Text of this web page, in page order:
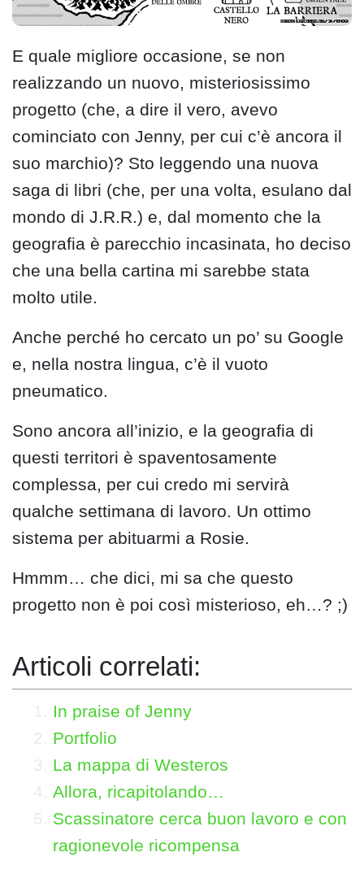
E quale migliore occasione, se non
realizzando un nuovo, misteriosissimo
progetto (che, a dire il vero, avevo
cominciato con Jenny, per cui c’è ancora il
suo marchio)? Sto leggendo una nuova
saga di libri (che, per una volta, esulano dal
mondo di J.R.R.) e, dal momento che la
geografia è parecchio incasinata, ho deciso
che una bella cartina mi sarebbe stata
molto utile.
Anche perché ho cercato un po’ su Google
e, nella nostra lingua, c’è il vuoto
pneumatico.
Sono ancora all’inizio, e la geografia di
questi territori è spaventosamente
complessa, per cui credo mi servirà
qualche settimana di lavoro. Un ottimo
sistema per abituarmi a Rosie.
Hmmm… che dici, mi sa che questo
progetto non è poi così misterioso, eh…? ;)
Articoli correlati:
In praise of Jenny
Portfolio
La mappa di Westeros
Allora, ricapitolando…
Scassinatore cerca buon lavoro e con
ragionevole ricompensa